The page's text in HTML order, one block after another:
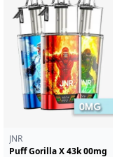
JNR
Puff Gorilla X 43k 00mg